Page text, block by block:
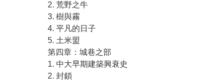
2. 荒野之牛
3. 樹與霧
4. 平凡的日子
5. 土米盟
第四章：城巷之部
1. 中大早期建築興衰史
2. 封鎖